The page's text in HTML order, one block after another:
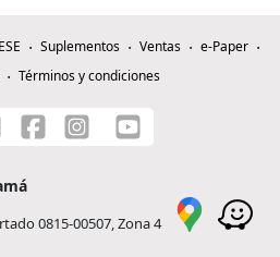
Suplementos Ventas
e-Paper
Términos y condiciones
0815-00507, Zona 4